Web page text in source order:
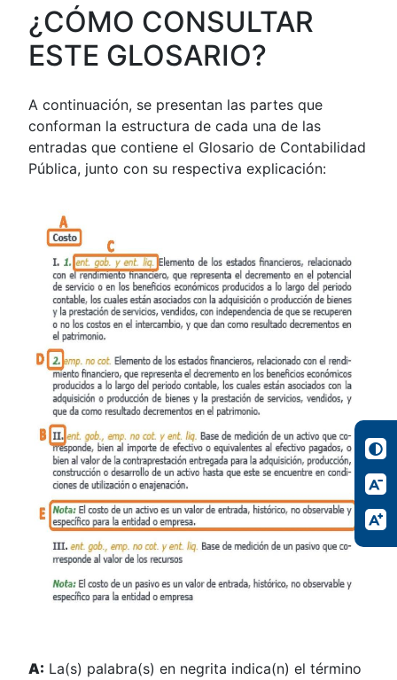
¿CÓMO CONSULTAR
ESTE GLOSARIO?
A continuación, se presentan las partes que
conforman la estructura de cada una de las
entradas que contiene el Glosario de Contabilidad
Pública, junto con su respectiva explicación:
A: La(s) palabra(s) en negrita indica(n) el término